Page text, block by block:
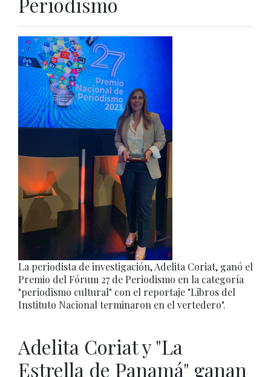
La periodista de investigación, Adelita Coriat, ganó el
Premio del Fórum 27 de Periodismo en la categoría
"periodismo cultural" con el reportaje "Libros del
Instituto Nacional terminaron en el vertedero".
Adelita Coriat y "La
Estrella de Panamá" ganan